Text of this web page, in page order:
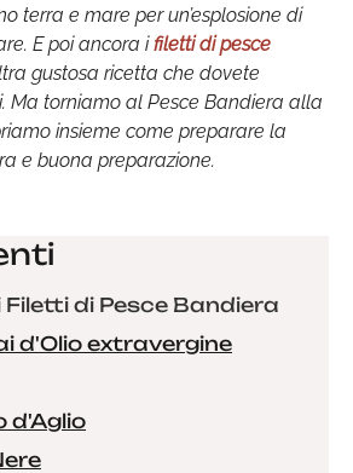
terra e mare per un’esplosione di
E poi ancora ifiletti di pesce
gustosa ricetta che dovete
Ma torniamo al Pesce Bandiera alla
insieme come preparare la
e buona preparazione.
Filetti di Pesce Bandiera
d'Olio extravergine
d'Aglio